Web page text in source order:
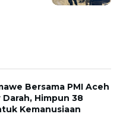
Bersama PMI Aceh
Himpun 38
Kemanusiaan